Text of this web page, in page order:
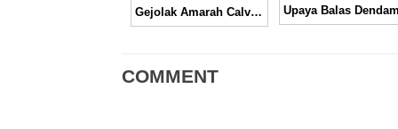
Gejolak Amarah Calvin Harris dan Ellie Goulding di Video Musik “Outside”│ Music Video
COMMENT